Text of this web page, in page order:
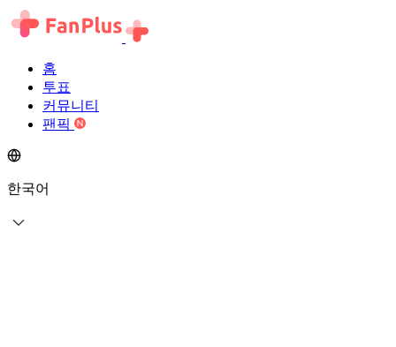
홈
투표
커뮤니티
팬픽
한국어